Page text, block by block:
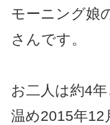
モーニング娘
さんです。
お二人は約4
温め2015年12